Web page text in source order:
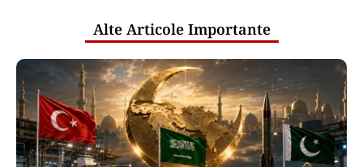
Alte Articole Importante